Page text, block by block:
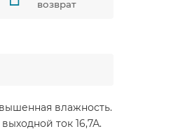
возврат
влажность.
ток 16,7А.